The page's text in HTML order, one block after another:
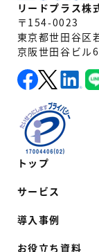
トップ
サービス
導入事例
お役立ち資料
リードプラス株
〒154-0023
東京都世田谷区
京阪世田谷ビル